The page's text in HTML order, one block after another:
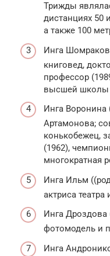
Трижды
дистанциях 50
а также 100
Инга
книговед,
профессор
высшей школы
Инга Воронина
Артамонова;
конькобежец,
(1962),
многократная
Инга Ильм
актриса театра
Инга Дроздова
фотомодель и
Инга